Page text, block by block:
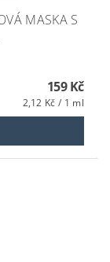
MASKA S
159 Kč
2,12 Kč / 1 ml